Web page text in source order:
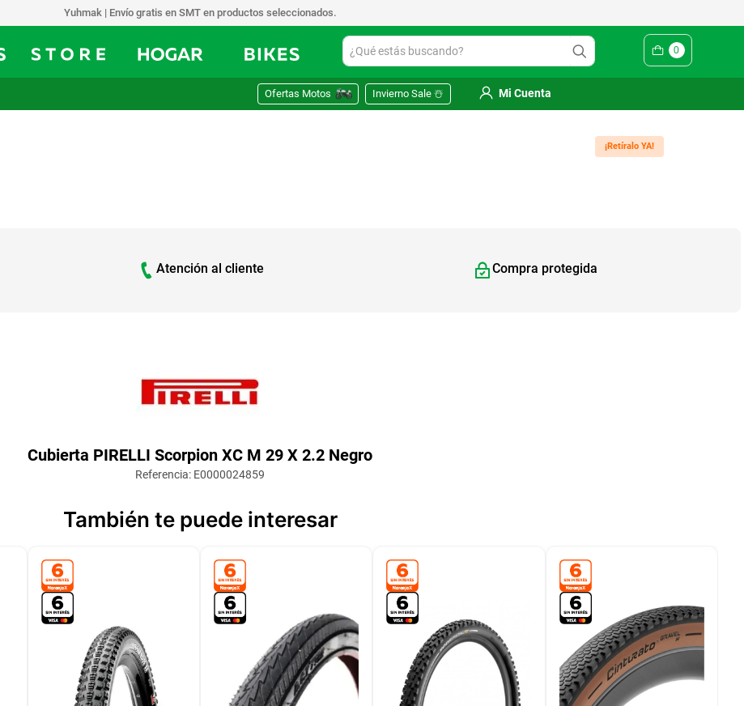
Yuhmak | Envío gratis en SMT en productos seleccionados.
¿Qué estás buscando? 0
Ofertas Motos Invierno Sale ☃️ Mi Cuenta
¡Retíralo YA!
Atención al cliente Compra protegida
Cubierta PIRELLI Scorpion XC M 29 X 2.2 Negro
Referencia: E0000024859
También te puede interesar